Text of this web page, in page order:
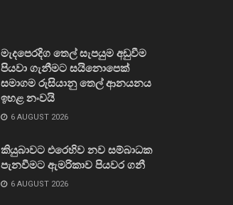
මැදපෙරදිග තෙල් සැපයුම අඩුවීම
පියවා ගැනීමට සයිනොපෙක්
සමාගම රුසියානු තෙල් ආනයනය
ඉහළ නංවයි
6 AUGUST 2026
කියුබාවට එරෙහිව නව සම්බාධක
පැනවීමට ඇමරිකාව පියවර ගනී
6 AUGUST 2026